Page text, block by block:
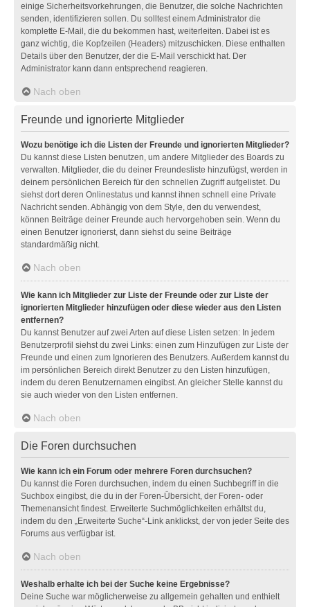
einige Sicherheitsvorkehrungen, die Benutzer, die solche Nachrichten
senden, identifizieren sollen. Du solltest einem Administrator die
komplette E-Mail, die du bekommen hast, weiterleiten. Dabei ist es
ganz wichtig, die Kopfzeilen (Headers) mitzuschicken. Diese enthalten
Details über den Benutzer, der die E-Mail verschickt hat. Der
Administrator kann dann entsprechend reagieren.
Nach oben
Freunde und ignorierte Mitglieder
Wozu benötige ich die Listen der Freunde und ignorierten Mitglieder?
Du kannst diese Listen benutzen, um andere Mitglieder des Boards zu
verwalten. Mitglieder, die du deiner Freundesliste hinzufügst, werden in
deinem persönlichen Bereich für den schnellen Zugriff aufgelistet. Du
siehst dort deren Onlinestatus und kannst ihnen schnell eine Private
Nachricht senden. Abhängig von dem Style, den du verwendest,
können Beiträge deiner Freunde auch hervorgehoben sein. Wenn du
einen Benutzer ignorierst, dann siehst du seine Beiträge
standardmäßig nicht.
Nach oben
Wie kann ich Mitglieder zur Liste der Freunde oder zur Liste der
ignorierten Mitglieder hinzufügen oder diese wieder aus den Listen
entfernen?
Du kannst Benutzer auf zwei Arten auf diese Listen setzen: In jedem
Benutzerprofil siehst du zwei Links: einen zum Hinzufügen zur Liste der
Freunde und einen zum Ignorieren des Benutzers. Außerdem kannst du
im persönlichen Bereich direkt Benutzer zu den Listen hinzufügen,
indem du deren Benutzernamen eingibst. An gleicher Stelle kannst du
sie auch wieder von den Listen entfernen.
Nach oben
Die Foren durchsuchen
Wie kann ich ein Forum oder mehrere Foren durchsuchen?
Du kannst die Foren durchsuchen, indem du einen Suchbegriff in die
Suchbox eingibst, die du in der Foren-Übersicht, der Foren- oder
Themenansicht findest. Erweiterte Suchmöglichkeiten erhältst du,
indem du den „Erweiterte Suche“-Link anklickst, der von jeder Seite des
Forums aus verfügbar ist.
Nach oben
Weshalb erhalte ich bei der Suche keine Ergebnisse?
Deine Suche war möglicherweise zu allgemein gehalten und enthielt